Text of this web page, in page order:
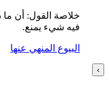
خلاصة القول: أن
فيه شيء يمنع.
البيوع المنهي عنها
›